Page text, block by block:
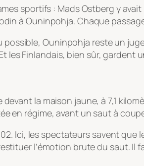
sportifs : Mads Ostberg y
à Ouninpohja. Chaque
Ouninpohja reste un
Finlandais, bien sûr, gardent
la maison jaune, à 7,1
en régime, avant un saut à
Ici, les spectateurs savent que
l’émotion brute du saut. Il